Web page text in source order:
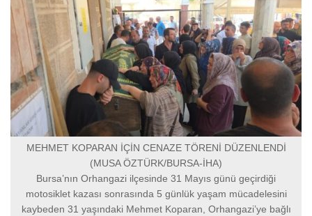
MEHMET KOPARAN İÇİN CENAZE TÖRENİ DÜZENLENDİ
(MUSA ÖZTÜRK/BURSA-İHA)
Bursa’nın Orhangazi ilçesinde 31 Mayıs günü geçirdiği
motosiklet kazası sonrasında 5 günlük yaşam mücadelesini
kaybeden 31 yaşındaki Mehmet Koparan, Orhangazi’ye bağlı